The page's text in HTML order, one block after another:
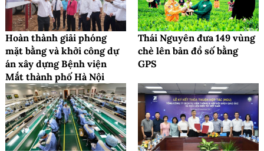
Hoàn thành giải phóng
mặt bằng và khởi công dự
án xây dựng Bệnh viện
Mắt thành phố Hà Nội
Thái Nguyên đưa 149 vùng
chè lên bản đồ số bằng
GPS